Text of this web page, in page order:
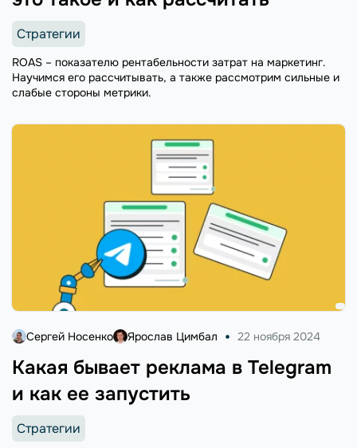
Стратегии
ROAS – показателю рентабельности затрат на маркетинг.
Научимся его рассчитывать, а также рассмотрим сильные и
слабые стороны метрики.
Какая бывает реклама в Telegram
и как ее запустить
Сергей Носенко Ярослав Цимбал 22 ноября 2024
Стратегии